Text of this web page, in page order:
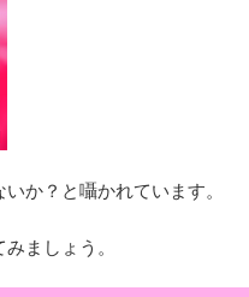
か？と囁かれています。
ましょう。